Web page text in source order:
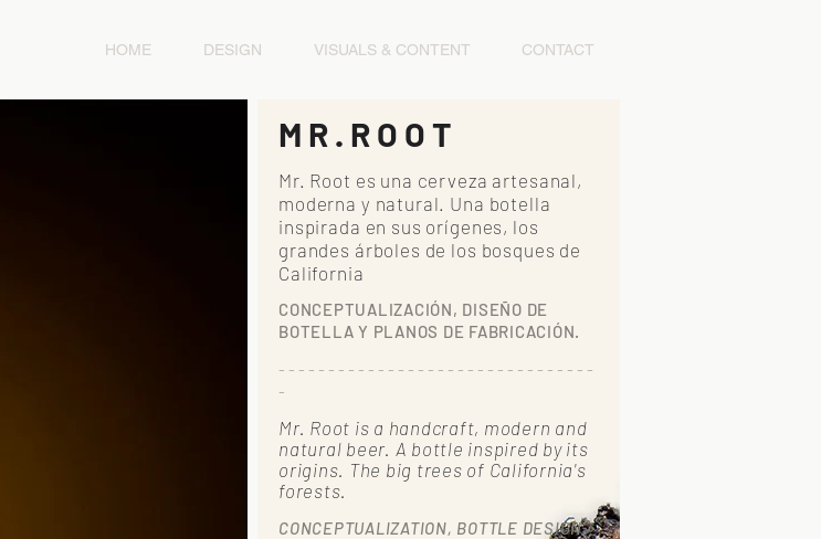
HOME DESIGN VISUALS & CONTENT CONTACT
MR.ROOT
Mr. Root es una cerveza artesanal,
moderna y natural. Una botella
inspirada en sus orígenes, los
grandes árboles de los bosques de
California
CONCEPTUALIZACIÓN, DISEÑO DE
BOTELLA Y PLANOS DE FABRICACIÓN.
- - - - - - - - - - - - - - - - - - - - - - - - - - - - - - - -
-
Mr. Root is a handcraft, modern and
natural beer. A bottle inspired by its
origins. The big trees of California's
forests.
CONCEPTUALIZATION, BOTTLE DESIGN